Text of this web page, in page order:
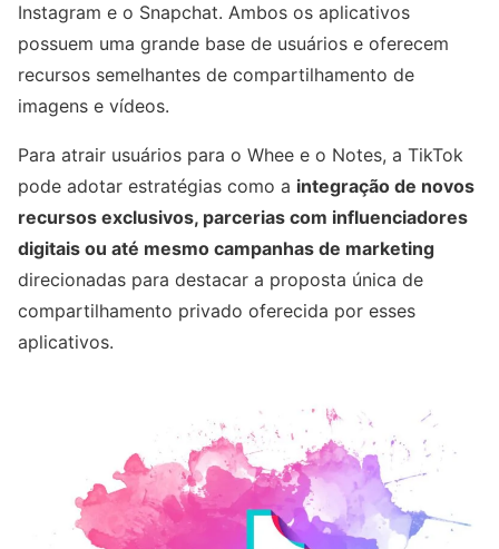
Instagram e o Snapchat. Ambos os aplicativos
possuem uma grande base de usuários e oferecem
recursos semelhantes de compartilhamento de
imagens e vídeos.
Para atrair usuários para o Whee e o Notes, a TikTok
pode adotar estratégias como a integração de novos
recursos exclusivos, parcerias com influenciadores
digitais ou até mesmo campanhas de marketing
direcionadas para destacar a proposta única de
compartilhamento privado oferecida por esses
aplicativos.